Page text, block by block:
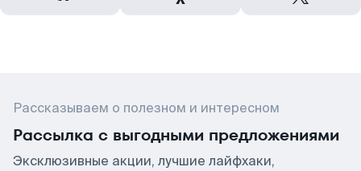
Рассказываем о полезном и интересном
Рассылка с выгодными предложениями
Эксклюзивные акции, лучшие лайфхаки,